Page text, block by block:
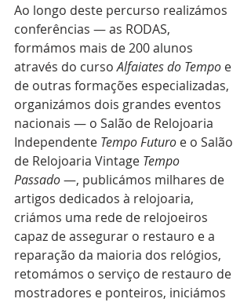
Ao longo deste percurso realizámos
conferências — as RODAS,
formámos mais de 200 alunos
através do curso Alfaiates do Tempo e
de outras formações especializadas,
organizámos dois grandes eventos
nacionais — o Salão de Relojoaria
Independente Tempo Futuro e o Salão
de Relojoaria Vintage Tempo
Passado —, publicámos milhares de
artigos dedicados à relojoaria,
criámos uma rede de relojoeiros
capaz de assegurar o restauro e a
reparação da maioria dos relógios,
retomámos o serviço de restauro de
mostradores e ponteiros, iniciámos